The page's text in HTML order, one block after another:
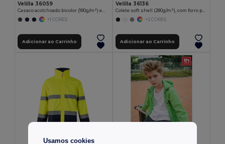
Velilla 36059
Casaco acolchoado bicolor (180g/m²) em poliéster (100%), com recobrimento de PU
+1 CORES
Adicionar ao Carrinho
Velilla 36136
Colete soft shell (280g/m²), com forro polar, em poliéster (94%) e elastano (6%)
+2 CORES
Adicionar ao Carrinho
Usamos cookies